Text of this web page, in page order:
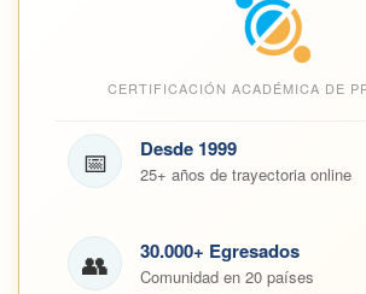
CERTIFICACIÓN ACADÉMICA DE
📅 Desde 1999
25+ años de trayectoria online
👥 30.000+ Egresados
Comunidad en 20 países